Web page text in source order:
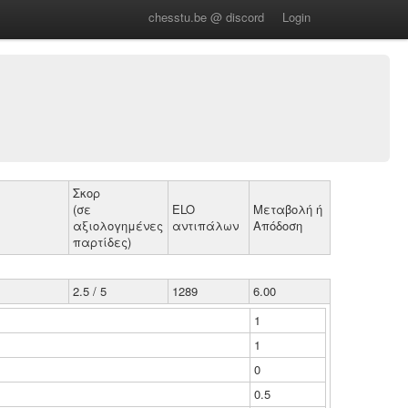
chesstu.be @ discord Login
Σκορ
(σε
αξιολογημένες
παρτίδες)
ELO
αντιπάλων
Μεταβολή ή
Απόδοση
2.5 / 5 1289
6.00
1
1
0
0.5